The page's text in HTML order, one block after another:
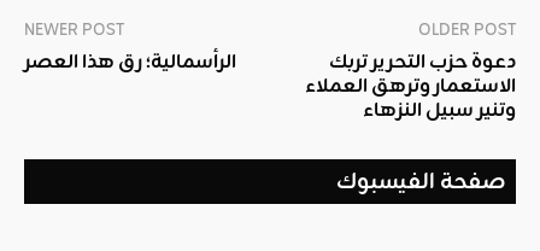
NEWER POST
الرأسمالية؛ رق هذا العصر
OLDER POST
دعوة حزب التحرير تربك
الاستعمار وترهق العملاء
وتنير سبيل النزهاء
صفحة الفيسبوك